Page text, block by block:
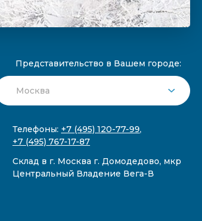
Представительство в Вашем городе:
Телефоны: +7 (495) 120-77-99,
+7 (495) 767-17-87
Склад в г. Москва г. Домодедово, мкр
Центральный Владение Вега-В